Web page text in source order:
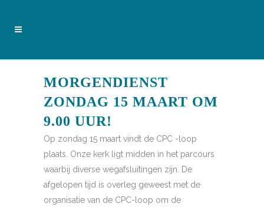
MORGENDIENST
ZONDAG 15 MAART OM
9.00 UUR!
Op zondag 15 maart vindt de CPC -loop
plaats. Onze kerk ligt midden in het parcours
waarbij diverse wegafsluitingen zijn. De
afgelopen tijd is overleg geweest met de
organisatie van de CPC-loop om de